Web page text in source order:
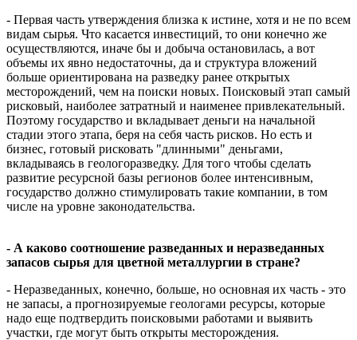
- Первая часть утверждения близка к истине, хотя и не по всем
видам сырья. Что касается инвестиций, то они конечно же
осуществляются, иначе бы и добыча остановилась, а вот
объемы их явно недостаточны, да и структура вложений
больше ориентирована на разведку ранее открытых
месторождений, чем на поиски новых. Поисковый этап самый
рисковый, наиболее затратный и наименее привлекательный.
Поэтому государство и вкладывает деньги на начальной
стадии этого этапа, беря на себя часть рисков. Но есть и
бизнес, готовый рисковать "длинными" деньгами,
вкладываясь в геологоразведку. Для того чтобы сделать
развитие ресурсной базы регионов более интенсивным,
государство должно стимулировать такие компании, в том
числе на уровне законодательства.
- А каково соотношение разведанных и неразведанных
запасов сырья для цветной металлургии в стране?
- Неразведанных, конечно, больше, но основная их часть - это
не запасы, а прогнозируемые геологами ресурсы, которые
надо еще подтвердить поисковыми работами и выявить
участки, где могут быть открыты месторождения.